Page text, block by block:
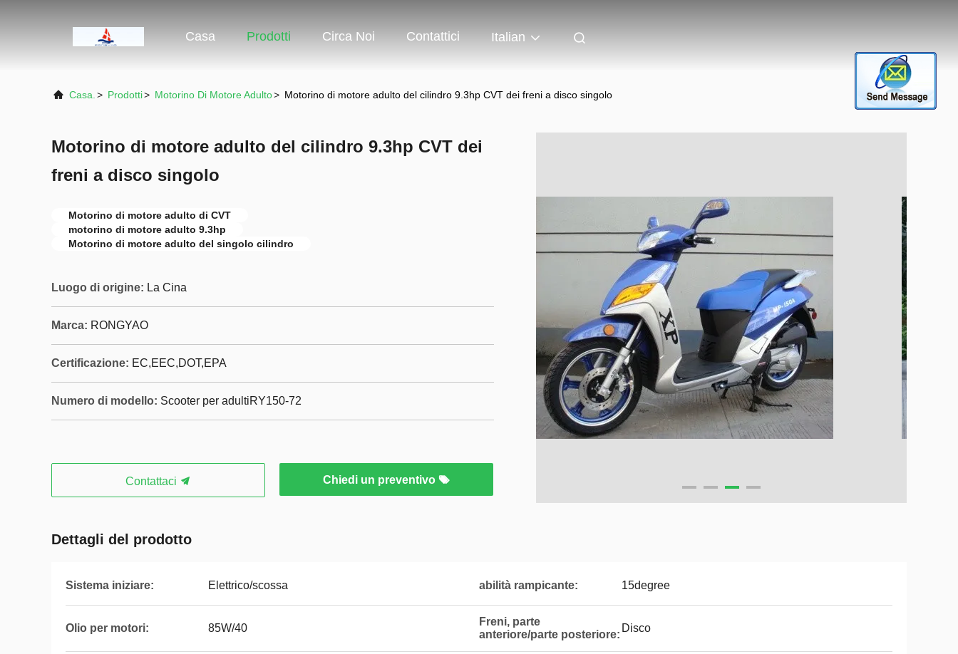
Casa Prodotti Circa Noi Contattici Italian
Casa. > Prodotti> Motorino Di Motore Adulto> Motorino di motore adulto del cilindro 9.3hp CVT dei freni a disco singolo
Motorino di motore adulto del cilindro 9.3hp CVT dei
freni a disco singolo
Motorino di motore adulto di CVT
motorino di motore adulto 9.3hp
Motorino di motore adulto del singolo cilindro
Luogo di origine: La Cina
Marca: RONGYAO
Certificazione: EC,EEC,DOT,EPA
Numero di modello: Scooter per adultiRY150-72
Contattaci Chiedi un preventivo
Dettagli del prodotto
Sistema iniziare: Elettrico/scossa abilità rampicante: 15degree
Olio per motori: 85W/40
Freni, parte
anteriore/parte posteriore:
Disco